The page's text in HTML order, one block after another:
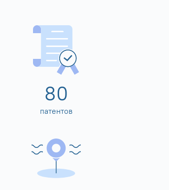
80
патентов